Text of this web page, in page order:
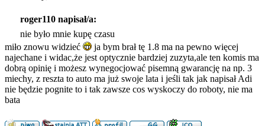
roger110 napisał/a:
nie było mnie kupę czasu
miło znowu widzieć
ja bym brał tę 1.8 ma na pewno więcej
najechane i widac,że jest optycznie bardziej zuzyta,ale ten komis ma
dobrą opinię i możesz wynegocjować pisemną gwarancję na np. 3
miechy, z reszta to auto ma już swoje lata i jeśli tak jak napisał Adi
nie będzie pognite to i tak zawsze cos wyskoczy do roboty, nie ma
bata